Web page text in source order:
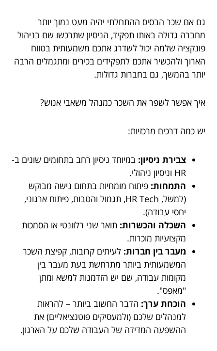
גם אם שכר הבסיס ההתחלתי יהיה מעט נמוך יותר
מחברה גדולה באותו תפקיד, הניסיון שתרכשו שם בניהול
פונקציה שלמה יכול לשדרג אתכם משמעותית בטווח
הארוך ולהכשיר אתכם לתפקידים בכירים ומתגמלים הרבה
יותר בהמשך, גם בחברות גדולות.
איך אפשר לשפר את השכר כמנהל משאבי אנוש?
יש כמה דרכים מרכזיות:
צבירת ניסיון: במיוחד ניסיון רחב בתחומים שונים ב-
HR וניסיון ניהולי.
התמחות: פיתוח מומחיות בתחום נישה מבוקש
(למשל, HR Tech, תגמול והטבות, פיתוח ארגוני,
יחסי עבודה).
השכלה והכשרות: תואר שני רלוונטי או הסמכות
מקצועיות מוכרות.
מעבר בין חברות: לעיתים קרובות, קפיצת השכר
המשמעותית ביותר מתרחשת בעת מעבר בין
מקומות עבודה, שם יש הזדמנות למשא ומתן
"מאפס".
הוכחת ערך: הדבר החשוב ביותר – להראות
למנהלים שלכם (ולמעסיקים פוטנציאליים) את
ההשפעה המדידה של העבודה שלכם על הארגון.